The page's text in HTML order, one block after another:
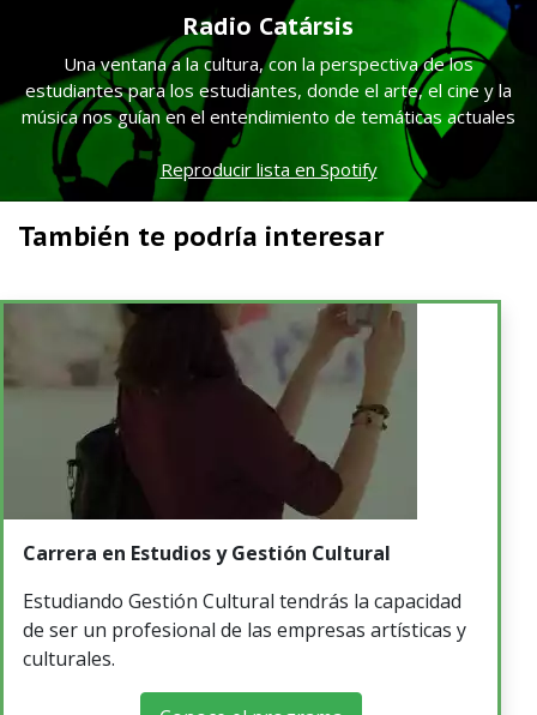
Radio Catársis
Una ventana a la cultura, con la perspectiva de los
estudiantes para los estudiantes, donde el arte, el cine y la
música nos guían en el entendimiento de temáticas actuales
Reproducir lista en Spotify
También te podría interesar
Carrera en Estudios y Gestión Cultural
Estudiando Gestión Cultural tendrás la capacidad
de ser un profesional de las empresas artísticas y
culturales.